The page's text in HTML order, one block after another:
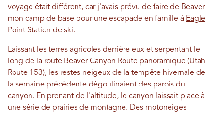
voyage était différent, car j'avais prévu de faire de Beaver
mon camp de base pour une escapade en famille à Eagle
Point Station de ski.
Laissant les terres agricoles derrière eux et serpentant le
long de la route Beaver Canyon Route panoramique (Utah
Route 153), les restes neigeux de la tempête hivernale de
la semaine précédente dégoulinaient des parois du
canyon. En prenant de l'altitude, le canyon laissait place à
une série de prairies de montagne. Des motoneiges